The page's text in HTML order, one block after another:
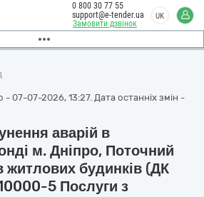
Замовити дзвінок
0 800 30 77 55
support@e-tender.ua
UK
07-07-2026, 13:27. Дата останніх змін -
аварій в
м. Дніпро, Поточний
житлових будинків (ДК
5 Послуги з